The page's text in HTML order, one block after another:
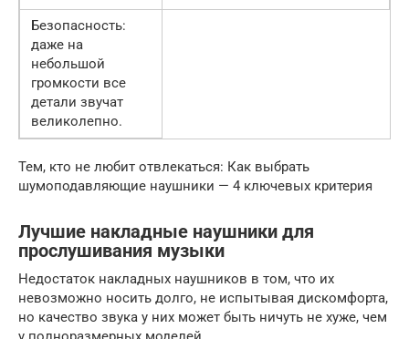
Безопасность:
даже на
небольшой
громкости все
детали звучат
великолепно.
Тем, кто не любит отвлекаться: Как выбрать
шумоподавляющие наушники — 4 ключевых критерия
Лучшие накладные наушники для
прослушивания музыки
Недостаток накладных наушников в том, что их
невозможно носить долго, не испытывая дискомфорта,
но качество звука у них может быть ничуть не хуже, чем